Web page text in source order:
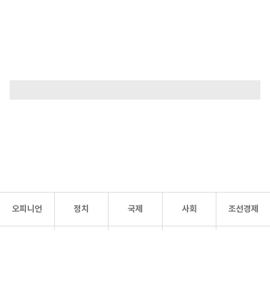
오피니언 정치 국제 사회 조선경제